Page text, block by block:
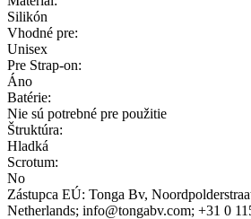
Silikón
Vhodné pre:
Unisex
Pre Strap-on:
Áno
Batérie:
Nie sú potrebné pre použitie
Štruktúra:
Hladká
Scrotum:
No
Zástupca EÚ: Tonga Bv,
Netherlands; info@tongabv.com; +31 0